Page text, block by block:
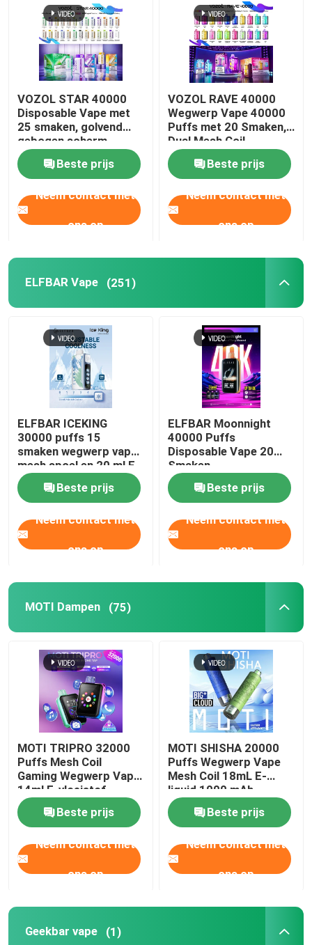
Thuis
Producten
Videos
Over ons
Fabrieksreis
Kwaliteitscontrole
Contacteer ons
Vraag een offerte aan
ELFBAR Vape
VOZOL STAR 40000
Disposable Vape met
25 smaken, golvend
gebogen scherm,
dubbele mesh coil,
1000mAh oplaadbare
batterij
Beste prijs
Neem contact met
ons op
VOZOL RAVE 40000
Wegwerp Vape 40000
Puffs met 20 Smaken,
Dual Mesh Coil,
1000mAh Oplaadbare
BatterijBeste prijs
Neem contact met
ons op
ELFBAR Vape (251)
ELFBAR ICEKING
30000 puffs 15
smaken wegwerp vape
mesh spoel en 20 ml E-
vloeistof capaciteit
Beste prijs
Neem contact met
ons op
ELFBAR Moonnight
40000 Puffs
Disposable Vape 20
Smaken
Beste prijs
Neem contact met
ons op
MOTI Dampen (75)
MOTI TRIPRO 32000
Puffs Mesh Coil
Gaming Wegwerp Vape
14ml E-vloeistof
650mAh 50mg Nicotine
Beste prijs
Neem contact met
ons op
MOTI SHISHA 20000
Puffs Wegwerp Vape
Mesh Coil 18mL E-
liquid 1000 mAh
20mg/mL Nicotine
Type-CBeste prijs
Neem contact met
ons op
Geekbar vape (1)